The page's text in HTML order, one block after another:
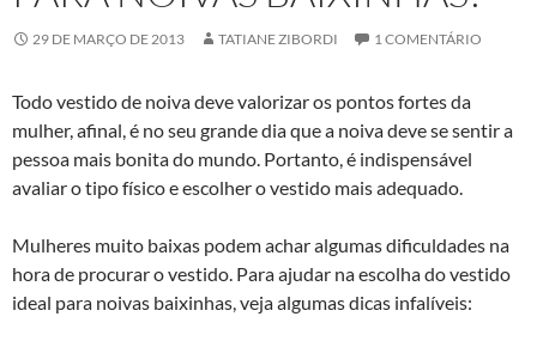
29 DE MARÇO DE 2013 TATIANE ZIBORDI 1 COMENTÁRIO
Todo vestido de noiva deve valorizar os pontos fortes da
mulher, afinal, é no seu grande dia que a noiva deve se sentir a
pessoa mais bonita do mundo. Portanto, é indispensável
avaliar o tipo físico e escolher o vestido mais adequado.
Mulheres muito baixas podem achar algumas dificuldades na
hora de procurar o vestido. Para ajudar na escolha do vestido
ideal para noivas baixinhas, veja algumas dicas infalíveis: